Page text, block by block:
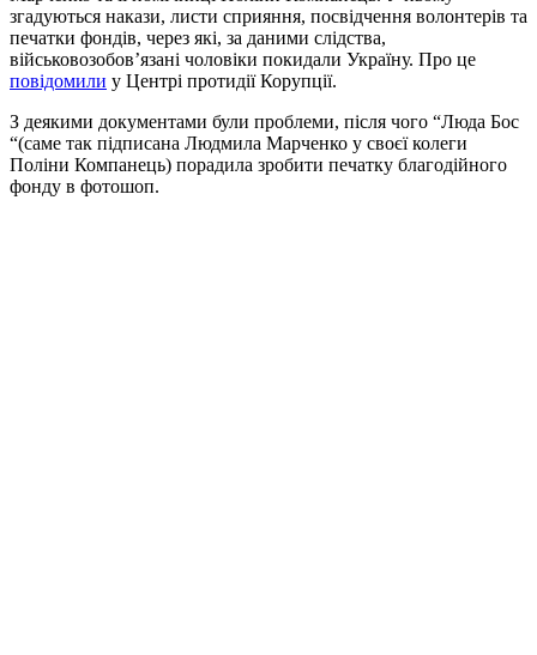
згадуються накази, листи сприяння, посвідчення волонтерів та
печатки фондів, через які, за даними слідства,
військовозобов’язані чоловіки покидали Україну. Про це
повідомили у Центрі протидії Корупції.
З деякими документами були проблеми, після чого “Люда Бос
“(саме так підписана Людмила Марченко у своєї колеги
Поліни Компанець) порадила зробити печатку благодійного
фонду в фотошоп.